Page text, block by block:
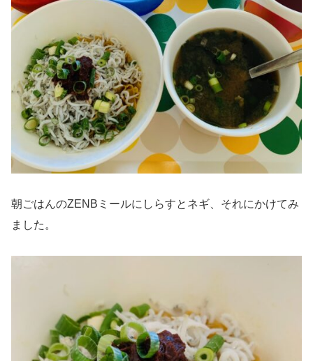
朝ごはんのZENBミールにしらすとネギ、それにかけてみ
ました。